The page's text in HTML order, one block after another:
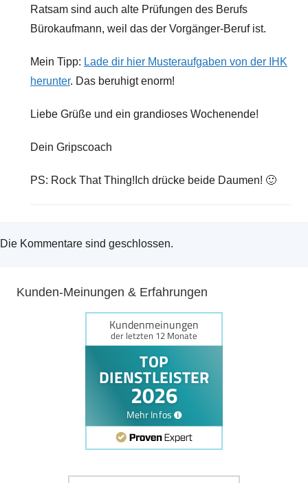
Ratsam sind auch alte Prüfungen des Berufs
Bürokaufmann, weil das der Vorgänger-Beruf ist.
Mein Tipp: Lade dir hier Musteraufgaben von der IHK
herunter. Das beruhigt enorm!
Liebe Grüße und ein grandioses Wochenende!
Dein Gripscoach
PS: Rock That Thing!Ich drücke beide Daumen! 🙂
Die Kommentare sind geschlossen.
Kunden-Meinungen & Erfahrungen